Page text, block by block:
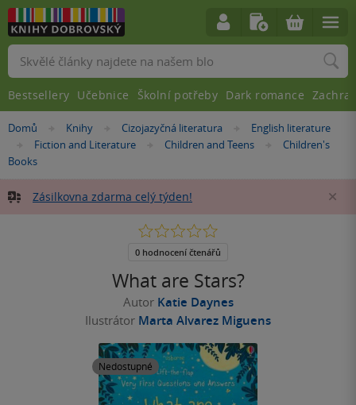
Nacházíte
zde:
Domů »Knihy »Cizojazyčná literatura »English literature
»Fiction and Literature »
Children and Teens »
Children's
Books
Zásilkovna zdarma celý týden!
What are Stars?
Autor Katie Daynes
Ilustrátor Marta Alvarez Miguens
Nedostupné
0.0
5
0 hodnocení čtenářů
Vyhledávání
Bestsellery Učebnice Školní potřeby Dark romance